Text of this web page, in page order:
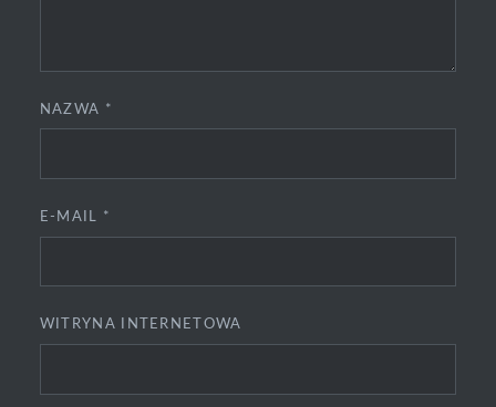
NAZWA *
E-MAIL *
WITRYNA INTERNETOWA